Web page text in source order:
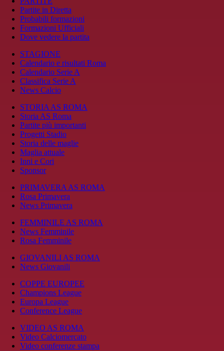
Partite in Diretta
Probabili formazioni
Formazioni Ufficiali
Dove vedere la partita
STAGIONE
Calendario e risultati Roma
Calendario Serie A
Classifica Serie A
News Calcio
STORIA AS ROMA
Storia AS Roma
Partite più importanti
Progetti Stadio
Storia delle maglie
Maglia attuale
Inni e Cori
Sponsor
PRIMAVERA AS ROMA
Rosa Primavera
News Primavera
FEMMINILE AS ROMA
News Femminile
Rosa Femminile
GIOVANILI AS ROMA
News Giovanili
COPPE EUROPEE
Champions League
Europa League
Conference League
VIDEO AS ROMA
Video Calciomercato
Video conferenze stampa